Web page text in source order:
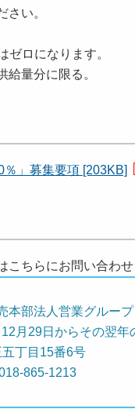
い。
ロになります。
量分に限る。
％」募集要項 [203KB]
ちらにお問い合わせ
本部法人営業グルー
月29日からその翌年
丁目15番6号
865-1213